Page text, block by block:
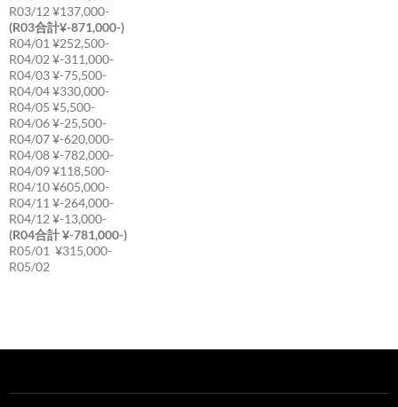
R03/12 ¥137,000-
(R03合計¥-871,000-)
R04/01 ¥252,500-
R04/02 ¥-311,000-
R04/03 ¥-75,500-
R04/04 ¥330,000-
R04/05 ¥5,500-
R04/06 ¥-25,500-
R04/07 ¥-620,000-
R04/08 ¥-782,000-
R04/09 ¥118,500-
R04/10 ¥605,000-
R04/11 ¥-264,000-
R04/12 ¥-13,000-
(R04合計 ¥-781,000-)
R05/01 ¥315,000-
R05/02